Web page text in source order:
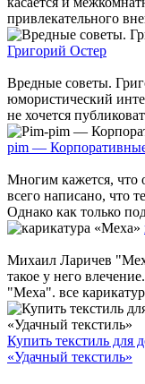
привлекательного
Григорий Остер
Вредные советы.
юмористический
не хочется
pim —
Многим кажется, что
всего написано, что
Однако как только
Михаил Ларичев
такое у него
"Меха". все
Купить текстиль для
«Удачный текстиль»